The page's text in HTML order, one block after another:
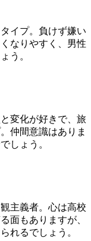
イプ。負けず嫌い
なりやすく、男性
う。
変化が好きで、旅
仲間意識はありま
しょう。
主義者。心は高校
面もありますが、
れるでしょう。